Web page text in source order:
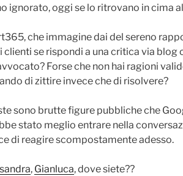
ignorato, oggi se lo ritrovano in cima
che immagine dai del sereno
clienti se rispondi a una critica via blog
Forse che non hai ragioni
di zittire invece che di risolvere?
sono brutte figure pubbliche che
stato meglio entrare nella
di reagire scompostamente adesso.
, Gianluca, dove siete??